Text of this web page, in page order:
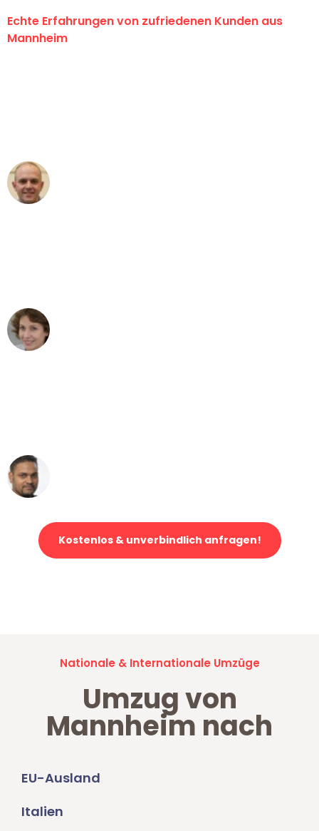
Echte Erfahrungen von zufriedenen Kunden aus
Mannheim
Kostenlos & unverbindlich anfragen!
Nationale & Internationale Umzüge
Umzug von
Mannheim nach
EU-Ausland
Italien